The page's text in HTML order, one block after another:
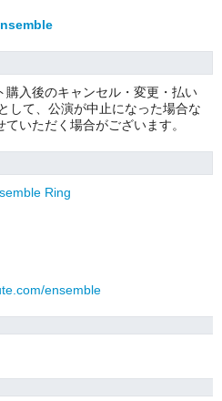
購入後のキャンセル・変更・払い
して、公演が中止になった場合な
いただく場合がございます。
Ring
ensemble